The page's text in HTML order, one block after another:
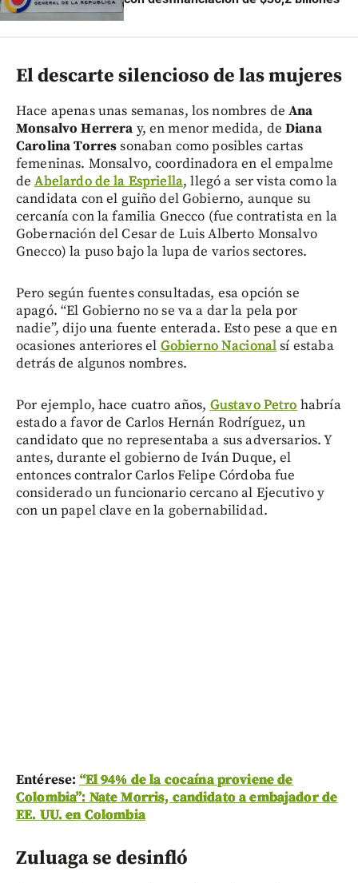
El descarte silencioso de las mujeres
Hace apenas unas semanas, los nombres deAna
Monsalvo Herrera y, en menor medida, deDiana
Carolina Torressonaban como posibles cartas
femeninas. Monsalvo, coordinadora en el empalme
deAbelardo de la Espriella, llegó a ser vista como la
candidata con el guiño del Gobierno, aunque su
cercanía con la familia Gnecco (fue contratista en la
Gobernación del Cesar de Luis Alberto Monsalvo
Gnecco) la puso bajo la lupa de varios sectores.
Pero según fuentes consultadas, esa opción se
apagó. “El Gobierno no se va a dar la pela por
nadie”, dijo una fuente enterada. Esto pese a que en
ocasiones anteriores el Gobierno Nacionalsí estaba
detrás de algunos nombres.
Por ejemplo, hace cuatro años, Gustavo Petro habría
estado a favor de Carlos Hernán Rodríguez, un
candidato que no representaba a sus adversarios. Y
antes, durante el gobierno de Iván Duque, el
entonces contralor Carlos Felipe Córdoba fue
considerado un funcionario cercano al Ejecutivo y
con un papel clave en la gobernabilidad.
Entérese: “El 94% de la cocaína proviene de
Colombia”: Nate Morris, candidato a embajador de
EE. UU. en Colombia
Zuluaga se desinfló